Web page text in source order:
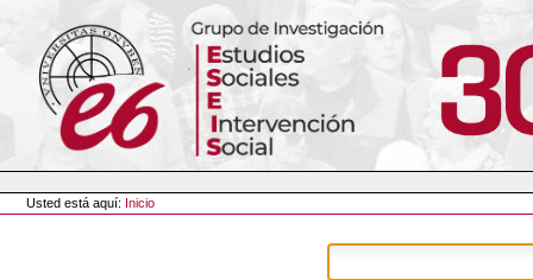
contenido.
navegación
Herramientas
Personales
Usted está aquí: Inicio